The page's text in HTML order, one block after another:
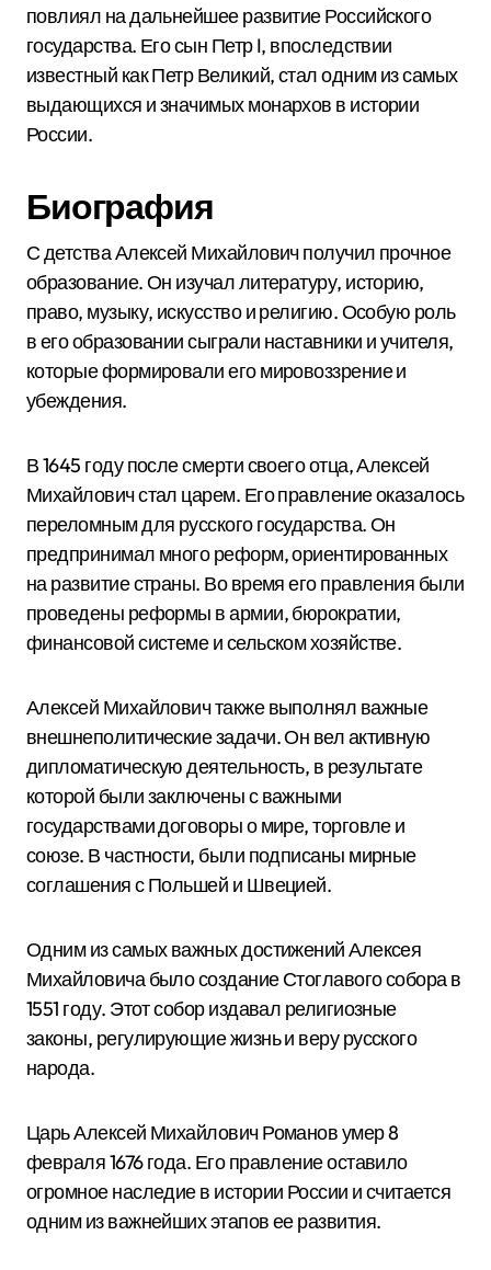
повлиял на дальнейшее развитие Российского
государства. Его сын Петр I, впоследствии
известный как Петр Великий, стал одним из самых
выдающихся и значимых монархов в истории
России.
Биография
С детства Алексей Михайлович получил прочное
образование. Он изучал литературу, историю,
право, музыку, искусство и религию. Особую роль
в его образовании сыграли наставники и учителя,
которые формировали его мировоззрение и
убеждения.
В 1645 году после смерти своего отца, Алексей
Михайлович стал царем. Его правление оказалось
переломным для русского государства. Он
предпринимал много реформ, ориентированных
на развитие страны. Во время его правления были
проведены реформы в армии, бюрократии,
финансовой системе и сельском хозяйстве.
Алексей Михайлович также выполнял важные
внешнеполитические задачи. Он вел активную
дипломатическую деятельность, в результате
которой были заключены с важными
государствами договоры о мире, торговле и
союзе. В частности, были подписаны мирные
соглашения с Польшей и Швецией.
Одним из самых важных достижений Алексея
Михайловича было создание Стоглавого собора в
1551 году. Этот собор издавал религиозные
законы, регулирующие жизнь и веру русского
народа.
Царь Алексей Михайлович Романов умер 8
февраля 1676 года. Его правление оставило
огромное наследие в истории России и считается
одним из важнейших этапов ее развития.